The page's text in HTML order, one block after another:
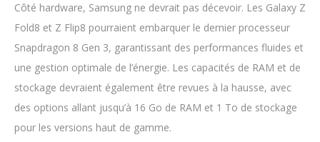
Côté hardware, Samsung ne devrait pas décevoir. Les Galaxy Z
Fold8 et Z Flip8 pourraient embarquer le dernier processeur
Snapdragon 8 Gen 3, garantissant des performances fluides et
une gestion optimale de l’énergie. Les capacités de RAM et de
stockage devraient également être revues à la hausse, avec
des options allant jusqu’à 16 Go de RAM et 1 To de stockage
pour les versions haut de gamme.